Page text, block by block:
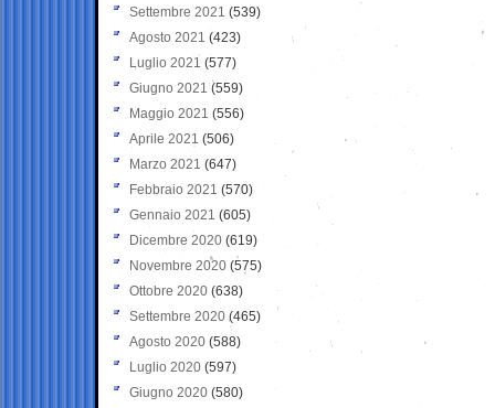
Settembre 2021 (539)
Agosto 2021 (423)
Luglio 2021 (577)
Giugno 2021(559)
Maggio 2021 (556)
Aprile 2021 (506)
Marzo 2021 (647)
Febbraio 2021 (570)
Gennaio 2021 (605)
Dicembre 2020 (619)
Novembre 2020 (575)
Ottobre 2020 (638)
Settembre 2020(465)
Agosto 2020 (588)
Luglio 2020 (597)
Giugno 2020 (580)